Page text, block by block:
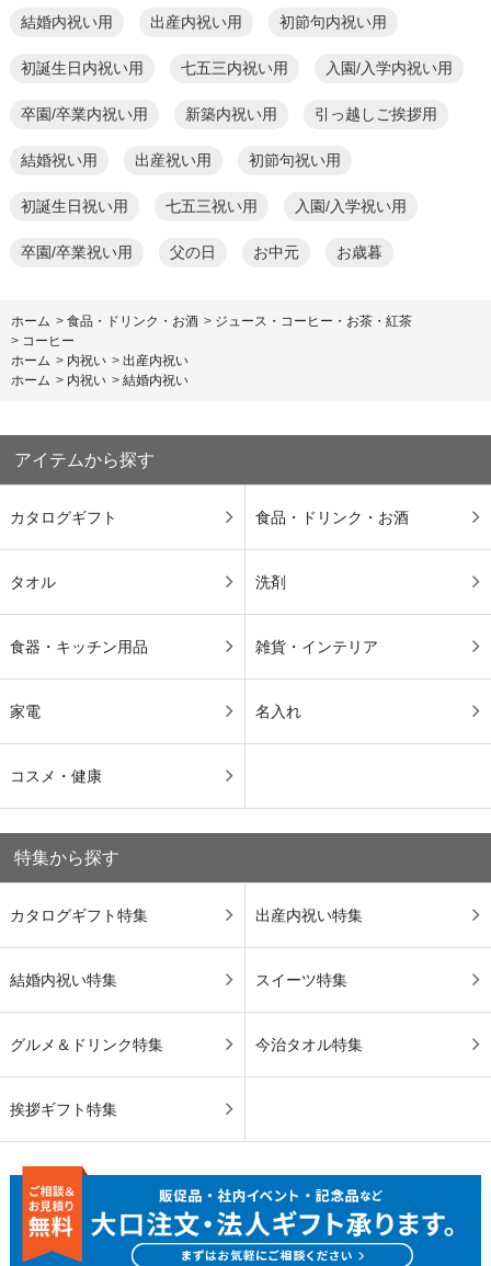
結婚内祝い用 出産内祝い用 初節句内祝い用
初誕生日内祝い用 七五三内祝い用 入園/入学内祝い用
卒園/卒業内祝い用 新築内祝い用 引っ越しご挨拶用
結婚祝い用 出産祝い用 初節句祝い用
初誕生日祝い用 七五三祝い用 入園/入学祝い用
卒園/卒業祝い用 父の日 お中元 お歳暮
ホーム > 食品・ドリンク・お酒 > ジュース・コーヒー・お茶・紅茶
> コーヒー
ホーム > 内祝い > 出産内祝い
ホーム > 内祝い > 結婚内祝い
アイテムから探す
カタログギフト 食品・ドリンク・お酒
タオル 洗剤
食器・キッチン用品 雑貨・インテリア
家電 名入れ
コスメ・健康
特集から探す
カタログギフト特集 出産内祝い特集
結婚内祝い特集 スイーツ特集
グルメ＆ドリンク特集 今治タオル特集
挨拶ギフト特集